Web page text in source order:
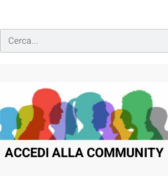
ACCEDI ALLA COMMUNITY